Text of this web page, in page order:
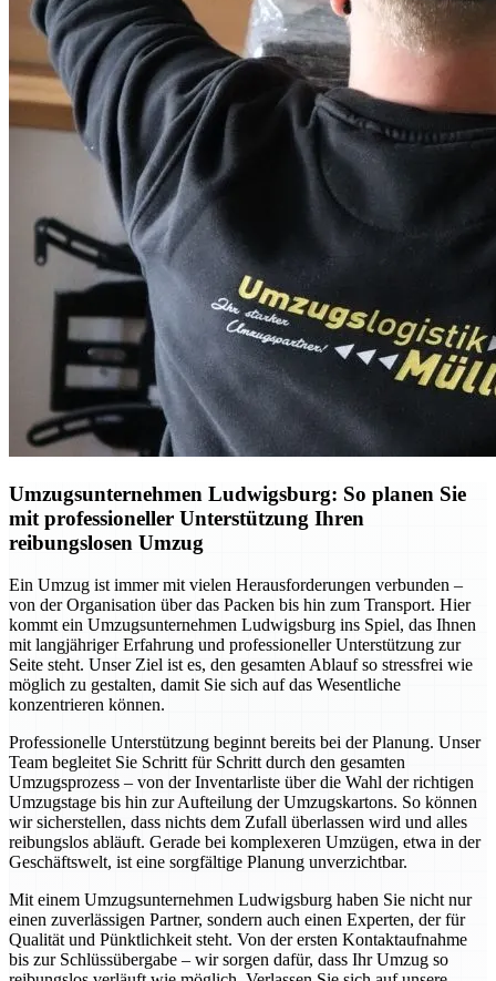
Umzugsunternehmen Ludwigsburg: So planen Sie
mit professioneller Unterstützung Ihren
reibungslosen Umzug
Ein Umzug ist immer mit vielen Herausforderungen verbunden –
von der Organisation über das Packen bis hin zum Transport. Hier
kommt ein Umzugsunternehmen Ludwigsburg ins Spiel, das Ihnen
mit langjähriger Erfahrung und professioneller Unterstützung zur
Seite steht. Unser Ziel ist es, den gesamten Ablauf so stressfrei wie
möglich zu gestalten, damit Sie sich auf das Wesentliche
konzentrieren können.
Professionelle Unterstützung beginnt bereits bei der Planung. Unser
Team begleitet Sie Schritt für Schritt durch den gesamten
Umzugsprozess – von der Inventarliste über die Wahl der richtigen
Umzugstage bis hin zur Aufteilung der Umzugskartons. So können
wir sicherstellen, dass nichts dem Zufall überlassen wird und alles
reibungslos abläuft. Gerade bei komplexeren Umzügen, etwa in der
Geschäftswelt, ist eine sorgfältige Planung unverzichtbar.
Mit einem Umzugsunternehmen Ludwigsburg haben Sie nicht nur
einen zuverlässigen Partner, sondern auch einen Experten, der für
Qualität und Pünktlichkeit steht. Von der ersten Kontaktaufnahme
bis zur Schlüssübergabe – wir sorgen dafür, dass Ihr Umzug so